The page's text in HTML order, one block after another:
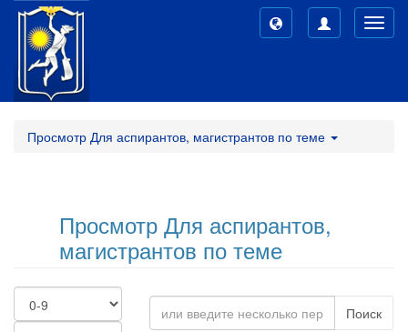
Просмотр Для аспирантов, магистрантов по теме
Просмотр Для аспирантов,
магистрантов по теме
Поиск